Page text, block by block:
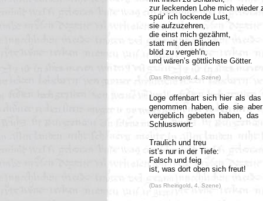
zur leckenden Lohe mich wieder
spür’ ich lockende Lust,
sie aufzuzehren,
die einst mich gezähmt,
statt mit den Blinden
blöd zu vergeh’n,
und wären’s göttlichste Götter.
(Das Rheingold, 4. Szene)
Loge offenbart sich hier als
genommen haben, die sie
vergeblich gebeten haben,
Schlusswort:
Traulich und treu
ist’s nur in der Tiefe:
Falsch und feig
ist, was dort oben sich freut!
(Das Rheingold, 4. Szene)